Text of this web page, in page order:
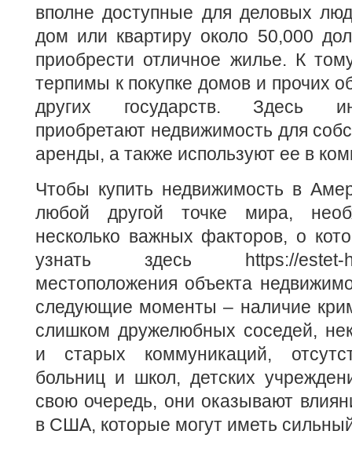
вполне доступные для деловых
дом или квартиру около 50,000
приобрести отличное жилье. К
терпимы к покупке домов и прочих
других государств. Здесь
приобретают недвижимость для
аренды, а также используют ее в
Чтобы купить недвижимость в
любой другой точке мира,
несколько важных факторов, о
узнать здесь https://
местоположения объекта
следующие моменты – наличие
слишком дружелюбных соседей,
и старых коммуникаций,
больниц и школ, детских
свою очередь, они оказывают
в США, которые могут иметь